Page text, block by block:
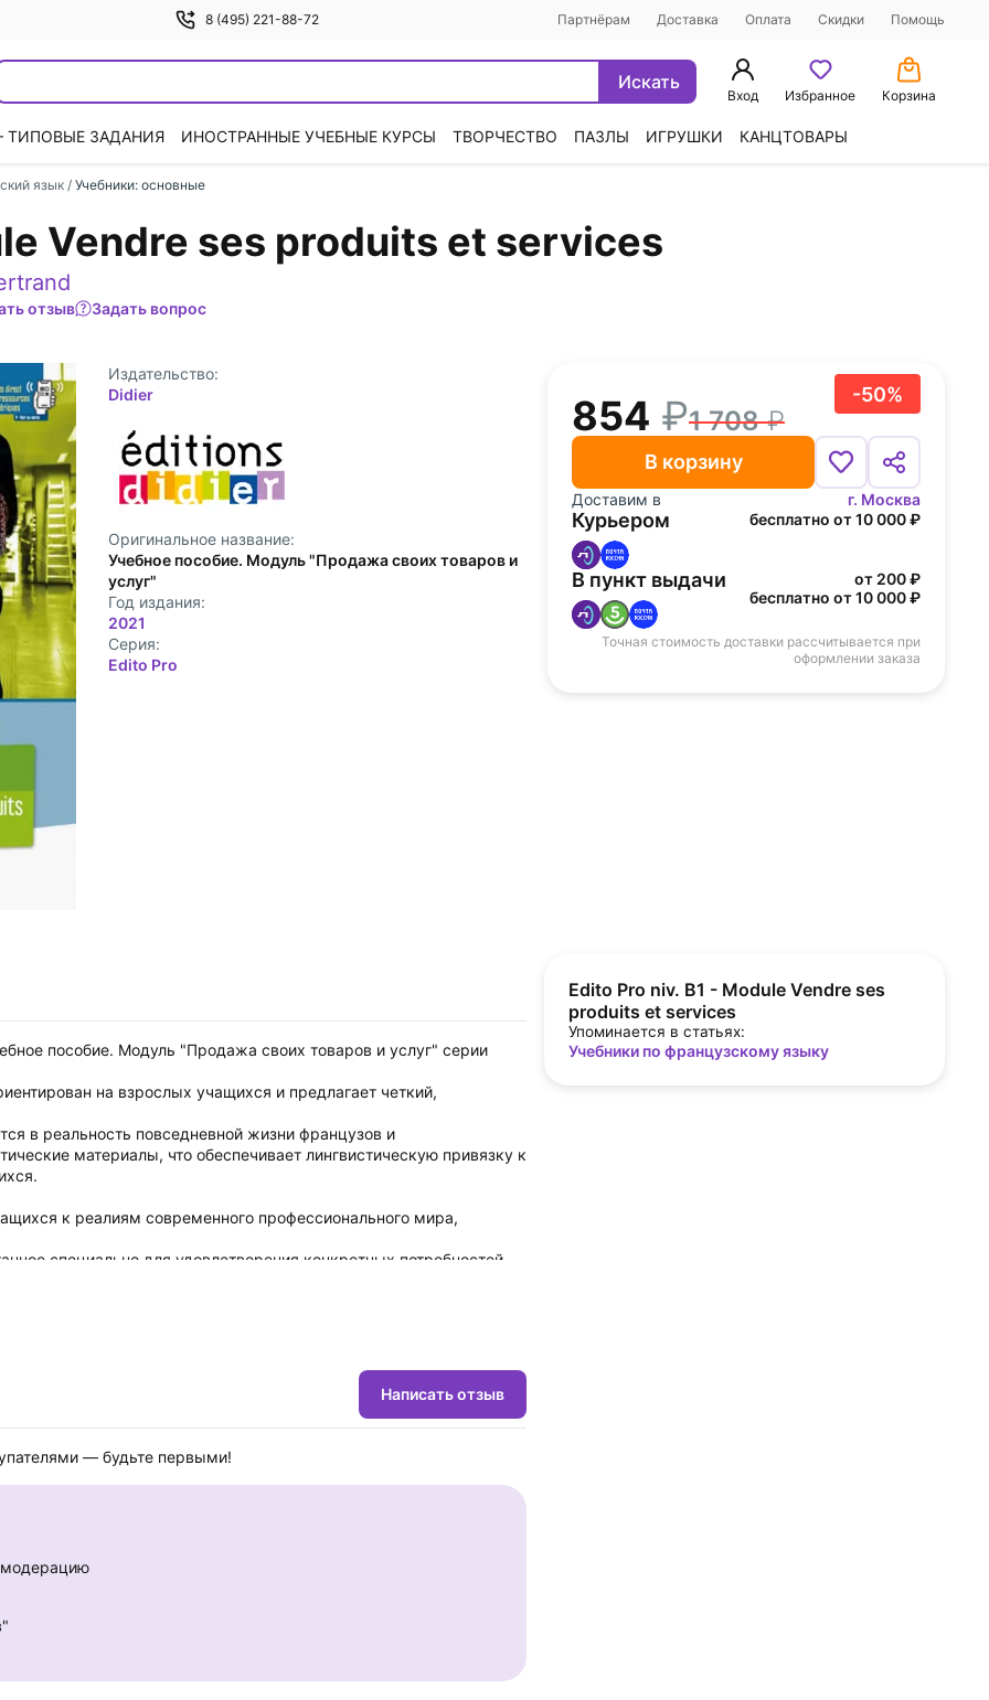
8 (495) 221-88-72 Партнёрам Доставка Оплата Скидки Помощь
Искать
Вход Избранное Корзина
ТИПОВЫЕ ЗАДАНИЯ ИНОСТРАННЫЕ УЧЕБНЫЕ КУРСЫ ТВОРЧЕСТВО ПАЗЛЫ ИГРУШКИ КАНЦТОВАРЫ
язык/ Учебники: основные
Vendre ses produits et services
отзыв Задать вопрос
-50%
854 1 708
В корзину
Доставим в г. Москва
Курьером бесплатно от 10 000 ₽
В пункт выдачи
от 200 ₽
бесплатно от 10 000 ₽
Точная стоимость доставки рассчитывается при
оформлении заказа
Издательство:
Didier
Оригинальное название:
Учебное пособие. Модуль "Продажа своих товаров и
услуг"
Год издания:
2021
Cерия:
Edito Pro
пособие. Модуль "Продажа своих товаров и услуг" серии
на взрослых учащихся и предлагает четкий,
в реальность повседневной жизни французов и
материалы, что обеспечивает лингвистическую привязку к
к реалиям современного профессионального мира,
специально для удовлетворения конкретных потребностей
сосредоточить обучение и обучение на сквозной и
5 модулей книги.
каких как:
du monde professionnel d’aujourd’hui en leur permettant de
Написать отзыв
— будьте первыми!
Edito Pro niv. B1 - Module Vendre ses
produits et services
Упоминается в статьях:
Учебники по французскому языку